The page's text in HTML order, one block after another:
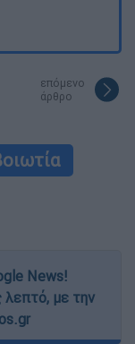
επόμενο
άρθρο
News!
λεπτό, με την